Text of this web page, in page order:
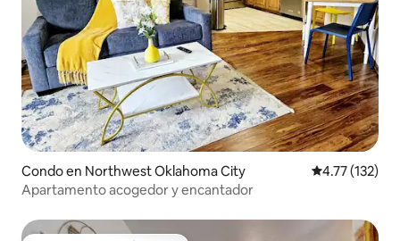
Condo en Northwest Oklahoma City Calificación
4.77 (132)
Apartamento acogedor y encantador